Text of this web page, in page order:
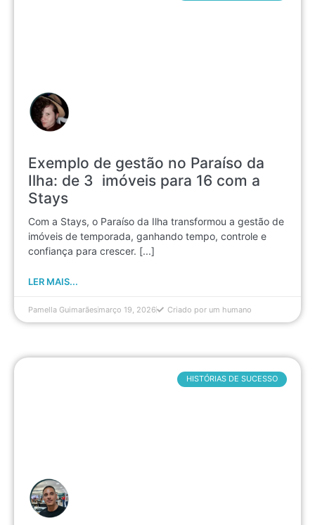
Exemplo de gestão no Paraíso da
Ilha: de 3 imóveis para 16 com a
Stays
Com a Stays, o Paraíso da Ilha transformou a gestão de
imóveis de temporada, ganhando tempo, controle e
confiança para crescer. [...]
LER MAIS...
Pamella Guimarães março 19, 2026 Criado por um humano
HISTÓRIAS DE SUCESSO